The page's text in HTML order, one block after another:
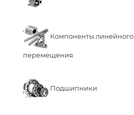
Компоненты линейного
перемещения
Подшипники